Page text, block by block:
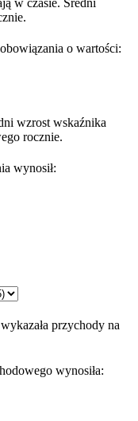
w czasie. Średni
o wartości:
wzrost wskaźnika
rocznie.
wynosił:
przychody na
wynosiła: